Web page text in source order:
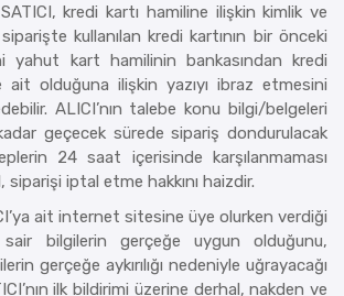
kredi kartı hamiline ilişkin kimlik ve
kullanılan kredi kartının bir önceki
yahut kart hamilinin bankasından kredi
ait olduğuna ilişkin yazıyı ibraz etmesini
ALICI’nın talebe konu bilgi/belgeleri
geçecek sürede sipariş dondurulacak
24 saat içerisinde karşılanmaması
siparişi iptal etme hakkını haizdir.
ait internet sitesine üye olurken verdiği
bilgilerin gerçeğe uygun olduğunu,
gerçeğe aykırılığı nedeniyle uğrayacağı
ilk bildirimi üzerine derhal, nakden ve